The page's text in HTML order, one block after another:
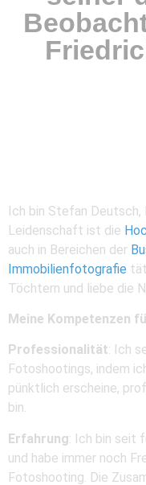
Ich bin Stefan Deutsch,
Leidenschaft ist die
auch in Bereichen der
Immobilienfotografie
Töchtern und liebe die
Meine Kompetenzen
Professionalität: Ich
Fotoshootings, indem
pünktlich erscheine,
bin.
Erfahrung: Ich bin seit
und habe immer noch
Fotoshooting. Die